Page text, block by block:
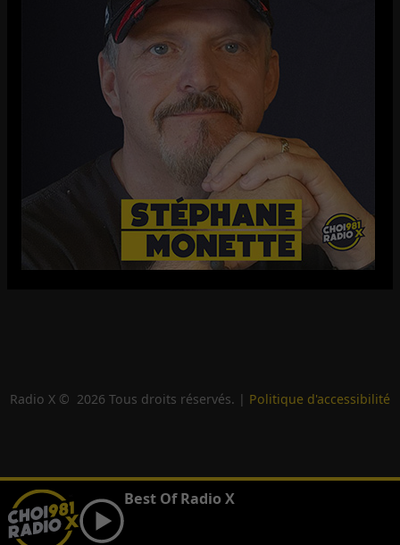
Radio X © 2026 Tous droits réservés. | Politique d'accessibilité
Best Of Radio X